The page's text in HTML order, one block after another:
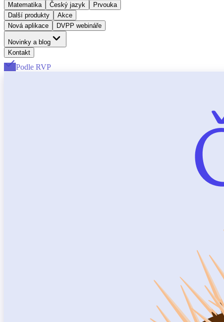
Matematika Český jazyk
Prvouka
Další produkty
Akce
Nová aplikace
DVPP webináře
Novinky a blog
Kontakt
Podle RVP